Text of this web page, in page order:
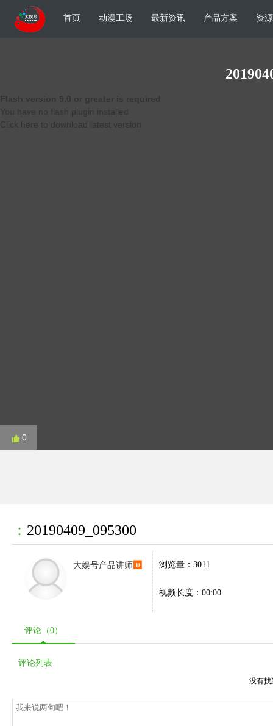
首页 动漫工场 最新资讯 产品方案 资
0
： 20190409_095300
大娱号产品讲师 浏览量：3011
视频长度：00:00
评论（0）
评论列表
没有找